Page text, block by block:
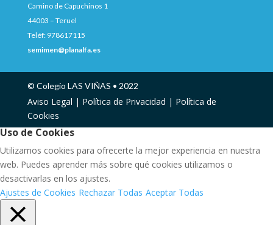
Camino de Capuchinos 1
44003 – Teruel
Teléf: 978617115
semimen@planalfa.es
© Colegio LAS VIÑAS • 2022
Aviso Legal | Política de Privacidad | Política de
Cookies
Uso de Cookies
Utilizamos cookies para ofrecerte la mejor experiencia en nuestra
web. Puedes aprender más sobre qué cookies utilizamos o
desactivarlas en los ajustes.
Ajustes de Cookies Rechazar Todas Aceptar Todas